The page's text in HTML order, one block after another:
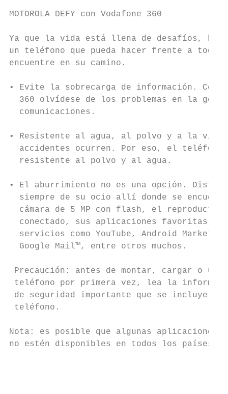
MOTOROLA DEFY con Vodafone 360
Ya que la vida está llena de desafíos,
un teléfono que pueda hacer frente a
encuentre en su camino.
• Evite la sobrecarga de información.
360 olvídese de los problemas en la
  comunicaciones.
• Resistente al agua, al polvo y a la vida
accidentes ocurren. Por eso, el teléfono
resistente al polvo y al agua.
• El aburrimiento no es una opción.
siempre de su ocio allí donde se
cámara de 5 MP con flash, el reproductor
conectado, sus aplicaciones favoritas de
  servicios como YouTube, Android Market™ o
  Google Mail™, entre otros muchos.
Precaución: antes de montar, cargar o
teléfono por primera vez, lea la
de seguridad importante que se incluye
teléfono.
Nota: es posible que algunas aplicaciones
no estén disponibles en todos los países.